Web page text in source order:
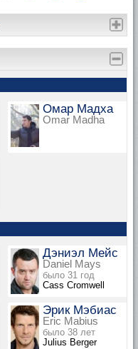
Омар Мадха
Omar Madha
Дэниэл Мейс
Daniel Mays
было 31 год
Cass Cromwell
Эрик Мэбиас
Eric Mabius
было 38 лет
Julius Berger